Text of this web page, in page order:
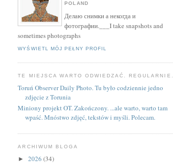
POLAND
Делаю снимки а некогда и
фотографии.___I take snapshots and
sometimes photographs
WYŚWIETL MÓJ PEŁNY PROFIL
TE MIEJSCA WARTO ODWIEDZAĆ. REGULARNIE.
Toruń Observer Daily Photo. Tu było codziennie jedno
zdjęcie z Torunia
Miniony projekt OT. Zakończony. ...ale warto, warto tam
wpaść. Mnóstwo zdjęć, tekstów i myśli. Polecam.
ARCHIWUM BLOGA
►2026(34)